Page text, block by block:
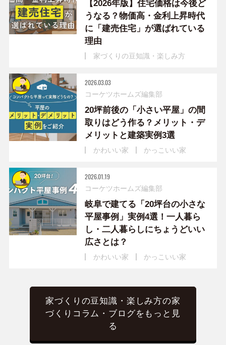
【2026年版】住宅価格は今後ど
うなる？物価高・金利上昇時代
に「建売住宅」が選ばれている
理由
家づくりの豆知識・楽しみ方
2026.03.03
コーケツホームズ編集部
20坪前後の「小さい平屋」の間
取りはどう作る？メリット・デ
メリットと建築実例3選
かわいい家 かっこいい家
2026.01.19
コーケツホームズ編集部
岐阜で建てる「20坪台の小さな
平屋事例」実例4選！一人暮ら
し・二人暮らしにちょうどいい
広さとは？
かわいい家 かっこいい家
家づくりの豆知識・楽しみ方の家
づくりコラム・ブログをもっと見
る